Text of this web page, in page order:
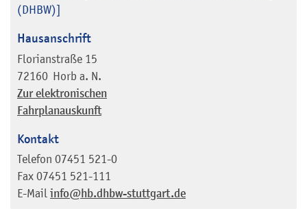
(DHBW)]
Hausanschrift
Florianstraße 15
72160 Horb a. N.
Zur elektronischen
Fahrplanauskunft
Kontakt
Telefon 07451 521-0
Fax 07451 521-111
E-Mail info@hb.dhbw-stuttgart.de